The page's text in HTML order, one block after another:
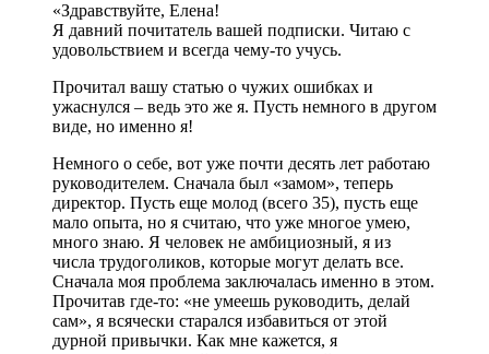
«Здравствуйте, Елена!
Я давний почитатель вашей подписки. Читаю с
удовольствием и всегда чему-то учусь.
Прочитал вашу статью о чужих ошибках и
ужаснулся – ведь это же я. Пусть немного в другом
виде, но именно я!
Немного о себе, вот уже почти десять лет работаю
руководителем. Сначала был «замом», теперь
директор. Пусть еще молод (всего 35), пусть еще
мало опыта, но я считаю, что уже многое умею,
много знаю. Я человек не амбициозный, я из
числа трудоголиков, которые могут делать все.
Сначала моя проблема заключалась именно в этом.
Прочитав где-то: «не умеешь руководить, делай
сам», я всячески старался избавиться от этой
дурной привычки. Как мне кажется, я